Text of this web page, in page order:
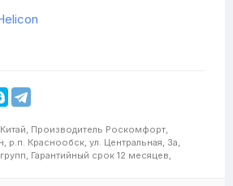
Китай, Производитель Роскомфорт,
р.п. Краснообск, ул. Центральная, 3а,
Гарантийный срок 12 месяцев,